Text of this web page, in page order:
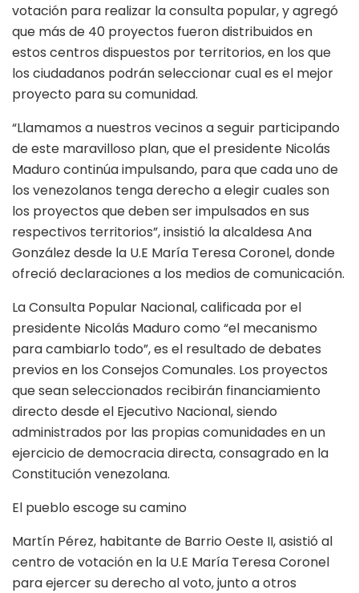
votación para realizar la consulta popular, y agregó
que más de 40 proyectos fueron distribuidos en
estos centros dispuestos por territorios, en los que
los ciudadanos podrán seleccionar cual es el mejor
proyecto para su comunidad.
“Llamamos a nuestros vecinos a seguir participando
de este maravilloso plan, que el presidente Nicolás
Maduro continúa impulsando, para que cada uno de
los venezolanos tenga derecho a elegir cuales son
los proyectos que deben ser impulsados en sus
respectivos territorios”, insistió la alcaldesa Ana
González desde la U.E María Teresa Coronel, donde
ofreció declaraciones a los medios de comunicación.
La Consulta Popular Nacional, calificada por el
presidente Nicolás Maduro como “el mecanismo
para cambiarlo todo”, es el resultado de debates
previos en los Consejos Comunales. Los proyectos
que sean seleccionados recibirán financiamiento
directo desde el Ejecutivo Nacional, siendo
administrados por las propias comunidades en un
ejercicio de democracia directa, consagrado en la
Constitución venezolana.
El pueblo escoge su camino
Martín Pérez, habitante de Barrio Oeste II, asistió al
centro de votación en la U.E María Teresa Coronel
para ejercer su derecho al voto, junto a otros